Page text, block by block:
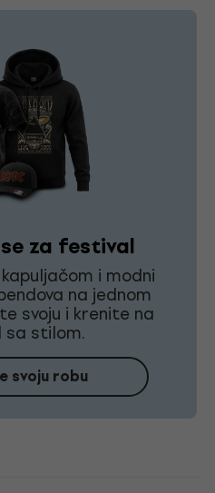
za festival
i modni
na jednom
svoju i krenite na
stilom.
svoju robu